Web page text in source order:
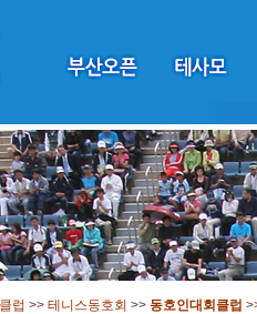
클럽 >> 테니스동호회 >> 동호인대회클럽